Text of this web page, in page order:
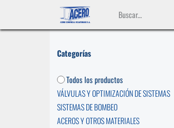
Categorías
Todos los productos
VÁLVULAS Y OPTIMIZACIÓN DE SISTEMAS
SISTEMAS DE BOMBEO
ACEROS Y OTROS MATERIALES